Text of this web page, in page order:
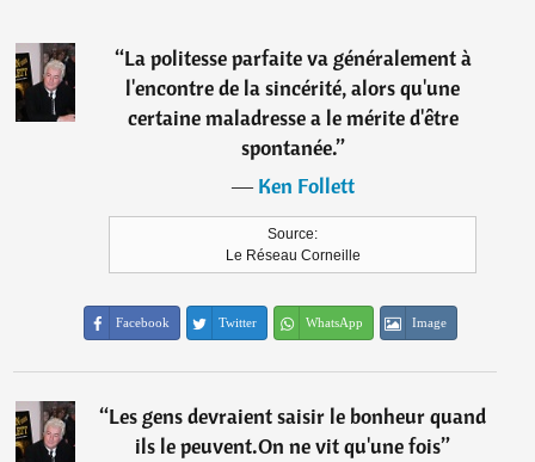
“La politesse parfaite va généralement à
l'encontre de la sincérité, alors qu'une
certaine maladresse a le mérite d'être
spontanée.”
―Ken Follett
Source:
Le Réseau Corneille
Facebook Twitter WhatsApp Image
“Les gens devraient saisir le bonheur quand
ils le peuvent.On ne vit qu'une fois”